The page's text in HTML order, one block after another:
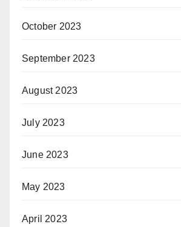
October 2023
September 2023
August 2023
July 2023
June 2023
May 2023
April 2023